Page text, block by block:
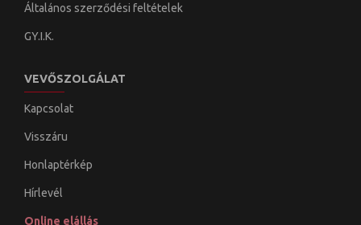
Általános szerződési feltételek
GY.I.K.
VEVŐSZOLGÁLAT
Kapcsolat
Visszáru
Honlaptérkép
Hírlevél
Online elállás